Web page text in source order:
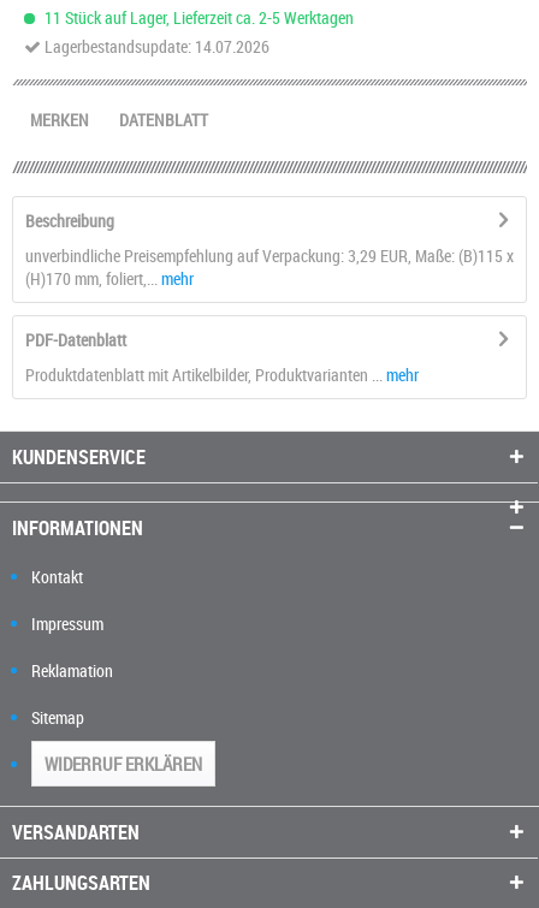
11 Stück auf Lager, Lieferzeit ca. 2-5 Werktagen
Lagerbestandsupdate: 14.07.2026
DATENBLATT
MERKEN
Beschreibung
unverbindliche Preisempfehlung auf Verpackung: 3,29 EUR, Maße: (B)115 x
(H)170 mm, foliert,...
mehr
PDF-Datenblatt
Produktdatenblatt mit Artikelbilder, Produktvarianten ... mehr
KUNDENSERVICE
INFORMATIONEN
Kontakt
Impressum
Reklamation
Sitemap
WIDERRUF ERKLÄREN
VERSANDARTEN
ZAHLUNGSARTEN